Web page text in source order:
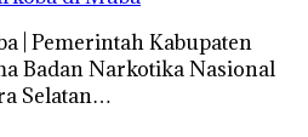
| Pemerintah Kabupaten
Badan Narkotika Nasional
Selatan…